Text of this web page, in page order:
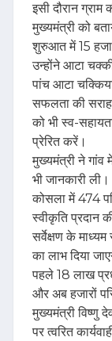
इसी दौरान ग्राम
मुख्यमंत्री को
शुरुआत में 15
उन्होंने आटा
पांच आटा
सफलता की
को भी स्व-
प्रेरित करें।
मुख्यमंत्री ने गांव
भी जानकारी ली।
कोसला में 474
स्वीकृति प्रदान
सर्वेक्षण के
का लाभ दिया
पहले 18 लाख
और अब हजारों
मुख्यमंत्री विष्णु
पर त्वरित